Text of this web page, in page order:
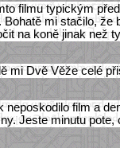
filmu typickým
mi stačilo,
na koně jinak než
mi Dvě Věže celé
film a
Jeste minutu